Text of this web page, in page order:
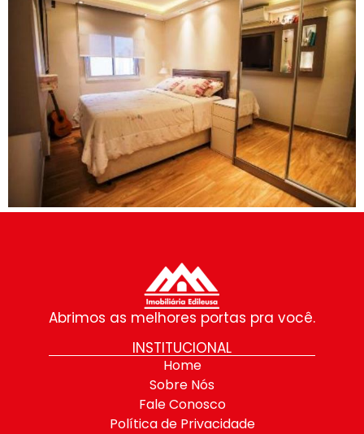
Abrimos as melhores portas pra você.
INSTITUCIONAL
Home
Sobre Nós
Fale Conosco
Política de Privacidade